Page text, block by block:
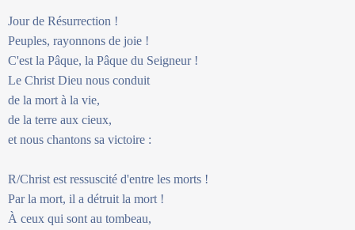
Jour de Résurrection !
Peuples, rayonnons de joie !
C'est la Pâque, la Pâque du Seigneur !
Le Christ Dieu nous conduit
de la mort à la vie,
de la terre aux cieux,
et nous chantons sa victoire :
R/Christ est ressuscité d'entre les morts !
Par la mort, il a détruit la mort !
À ceux qui sont au tombeau,